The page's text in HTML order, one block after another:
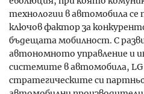
технологии в автомобила
ключов фактор за
бъдещата мобилност. С
автономното управление и
системите в автомобила, LG
стратегическите си